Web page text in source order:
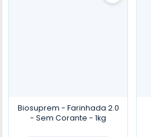
Biosuprem - Farinhada 2.0
- Sem Corante - 1kg